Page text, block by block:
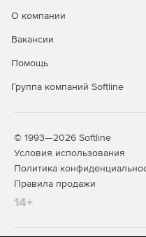
О компании
Вакансии
Помощь
Группа компаний Softline
© 1993—2026 Softline
Условия использования
Политика
Правила продажи
14+